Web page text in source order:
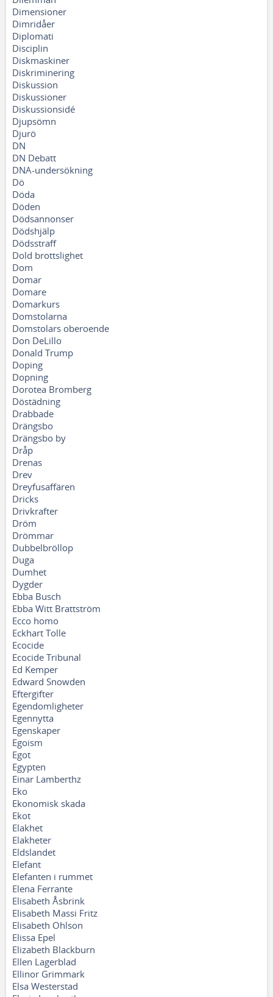
Dimensioner
Dimridåer
Diplomati
Disciplin
Diskmaskiner
Diskriminering
Diskussion
Diskussioner
Diskussionsidé
Djupsömn
Djurö
DN
DN Debatt
DNA-undersökning
Dö
Döda
Döden
Dödsannonser
Dödshjälp
Dödsstraff
Dold brottslighet
Dom
Domar
Domare
Domarkurs
Domstolarna
Domstolars oberoende
Don DeLillo
Donald Trump
Doping
Dopning
Dorotea Bromberg
Döstädning
Drabbade
Drängsbo
Drängsbo by
Dråp
Drenas
Drev
Dreyfusaffären
Dricks
Drivkrafter
Dröm
Drömmar
Dubbelbröllop
Duga
Dumhet
Dygder
Ebba Busch
Ebba Witt Brattström
Ecco homo
Eckhart Tolle
Ecocide
Ecocide Tribunal
Ed Kemper
Edward Snowden
Eftergifter
Egendomligheter
Egennytta
Egenskaper
Egoism
Egot
Egypten
Einar Lamberthz
Eko
Ekonomisk skada
Ekot
Elakhet
Elakheter
Eldslandet
Elefant
Elefanten i rummet
Elena Ferrante
Elisabeth Åsbrink
Elisabeth Massi Fritz
Elisabeth Ohlson
Elissa Epel
Elizabeth Blackburn
Ellen Lagerblad
Ellinor Grimmark
Elsa Westerstad